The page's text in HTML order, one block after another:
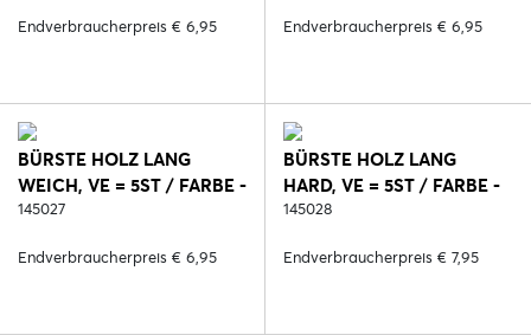
Endverbraucherpreis € 6,95 Endverbraucherpreis € 6,95
BÜRSTE HOLZ LANG
WEICH, VE = 5ST / FARBE -
23. ROSA
145027
Endverbraucherpreis € 6,95
BÜRSTE HOLZ LANG
HARD, VE = 5ST / FARBE -
2. SCHWARZ
145028
Endverbraucherpreis € 7,95